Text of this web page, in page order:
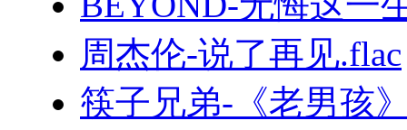
周杰伦-说了再见.flac
筷子兄弟-《老男孩